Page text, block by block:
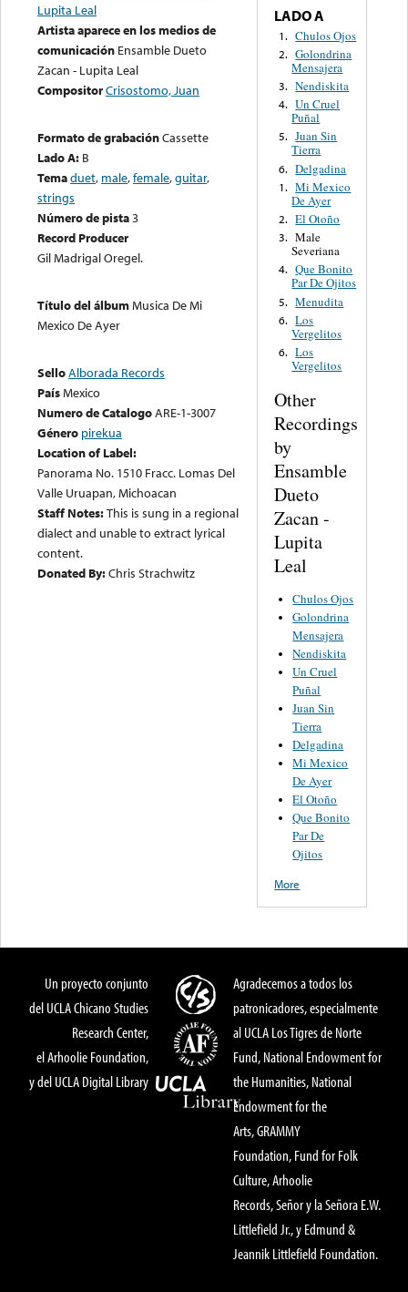
Lupita Leal
Artista aparece en los medios de
comunicación Ensamble Dueto
Zacan - Lupita Leal
CompositorCrisostomo, Juan
Formato de grabaciónCassette
Lado A: B
Temaduet, male,female,guitar,
strings
Número de pista3
Record Producer
Gil Madrigal Oregel.
Título del álbumMusica De Mi
Mexico De Ayer
SelloAlborada Records
PaísMexico
Numero de CatalogoARE-1-3007
Género pirekua
Location of Label:
Panorama No. 1510 Fracc. Lomas Del
Valle Uruapan, Michoacan
Staff Notes:This is sung in a regional
dialect and unable to extract lyrical
content.
Donated By:Chris Strachwitz
LADO A
1. Chulos Ojos
2. Golondrina
Mensajera
3. Nendiskita
4. Un Cruel
Puñal
5. Juan Sin
Tierra
6. Delgadina
1. Mi Mexico
De Ayer
2. El Otoño
3. Male
Severiana
4. Que Bonito
Par De Ojitos
5. Menudita
6. Los
Vergelitos
6. Los
Vergelitos
Other
Recordings
by
Ensamble
Dueto
Zacan -
Lupita
Leal
Chulos Ojos
Golondrina
Mensajera
Nendiskita
Un Cruel
Puñal
Juan Sin
Tierra
Delgadina
Mi Mexico
De Ayer
El Otoño
Que Bonito
Par De
Ojitos
More
Un proyecto conjunto
del UCLA Chicano Studies
Research Center,
el Arhoolie Foundation,
y del UCLA Digital Library
Agradecemos a todos los
patronicadores, especialmente
al UCLA Los Tigres de Norte
Fund, National Endowment for
the Humanities, National
Endowment for the
Arts, GRAMMY
Foundation, Fund for Folk
Culture, Arhoolie
Records, Señor y la Señora E.W.
Littlefield Jr., y Edmund &
Jeannik Littlefield Foundation.